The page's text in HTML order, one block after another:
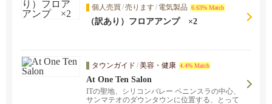
個人売買 /売ります/ 電気製品 6.63% Match
（訳あり）フロアアンプ ×2
タウンガイド /美容・健康 4.4% Match
At One Ten Salon
ITの聖地、シリコンバレー ペニンスラの中心、
サンマテオのダウンタウンに位置する、とって